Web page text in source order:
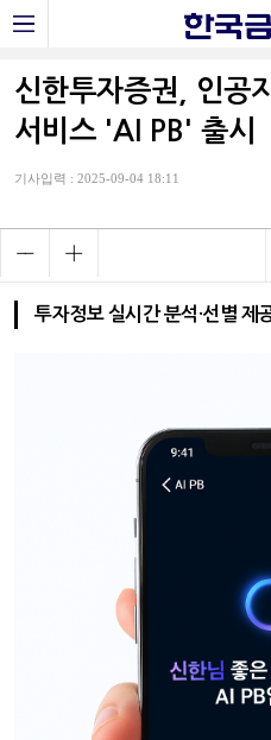
신한투자증권, 인공
서비스 'AI PB' 출시
기사입력 : 2025-09-04 18:11
투자정보 실시간 분석·선별 제